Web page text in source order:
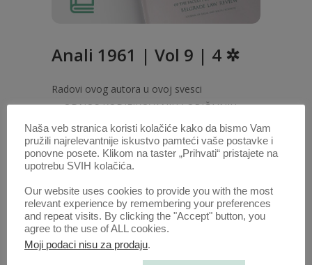
Anali 1961 | Vol 9 | 4 ✲
Radovi ovog autora u ovoj svesci
ODNOS KODIFIKOVANIH I OBIČAJNIH
PRAVILA U MEĐUNARODNOM PRAVU
(PDF)
Naša veb stranica koristi kolačiće kako da bismo Vam
pružili najrelevantnije iskustvo pamteći vaše postavke i
ponovne posete. Klikom na taster „Prihvati“ pristajete na
upotrebu SVIH kolačića.
Our website uses cookies to provide you with the most
relevant experience by remembering your preferences
and repeat visits. By clicking the "Accept" button, you
agree to the use of ALL cookies.
Moji podaci nisu za prodaju.